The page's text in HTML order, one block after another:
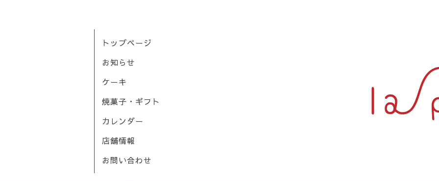
トップページ
お知らせ
ケーキ
焼菓子・ギフト
カレンダー
店舗情報
お問い合わせ